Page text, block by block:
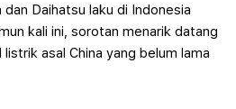
Daihatsu laku di Indonesia
kali ini, sorotan menarik datang
asal China yang belum lama